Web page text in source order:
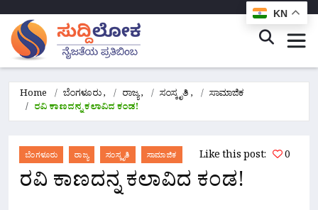
Home ಬೆಂಗಳೂರು, ರಾಜ್ಯ, ಸಂಸ್ಕೃತಿ,
ಸಾಮಾಜಿಕ
ರವಿ ಕಾಣದನ್ನ ಕಲಾವಿದ ಕಂಡ!
ಬೆಂಗಳೂರು ರಾಜ್ಯ ಸಂಸ್ಕೃತಿ ಸಾಮಾಜಿಕ Like this post: 0
ರವಿ ಕಾಣದನ್ನ ಕಲಾವಿದ ಕಂಡ!
KN